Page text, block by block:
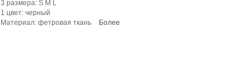
3 размера: S M L
1 цвет: черный
Материал: фетровая ткань
Более